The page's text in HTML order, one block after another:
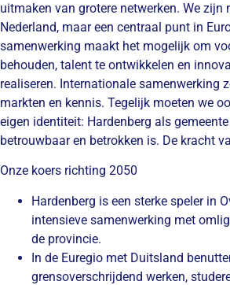
uitmaken van grotere netwerken. We zijn
Nederland, maar een centraal punt in
samenwerking maakt het mogelijk om
behouden, talent te ontwikkelen en
realiseren. Internationale samenwerking
markten en kennis. Tegelijk moeten we
eigen identiteit: Hardenberg als
betrouwbaar en betrokken is. De kracht
Onze koers richting 2050
Hardenberg is een sterke speler in
intensieve samenwerking met
de provincie.
In de Euregio met Duitsland
grensoverschrijdend werken,